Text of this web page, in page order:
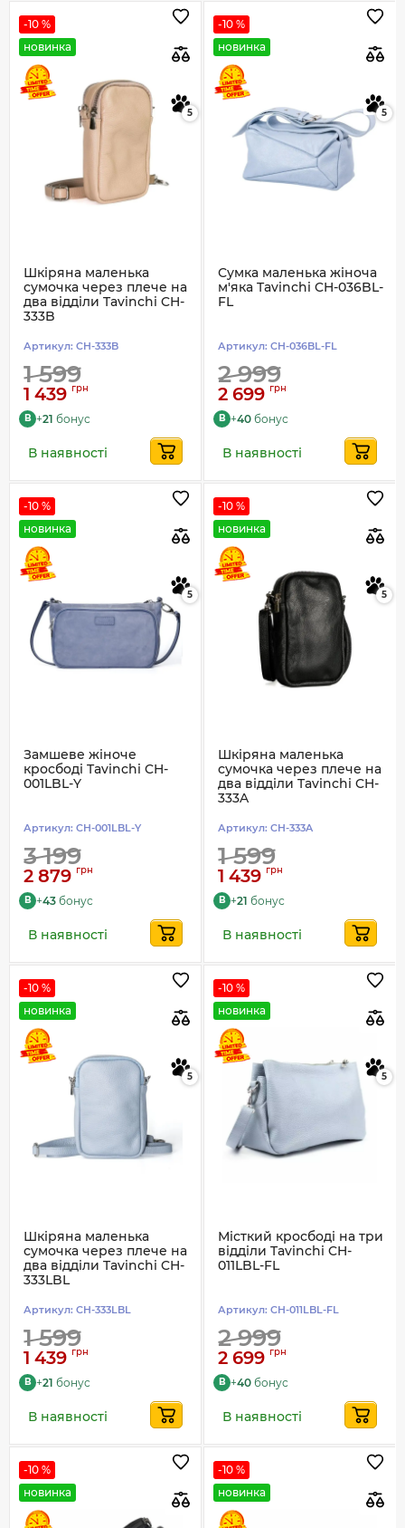
-10 %
новинка
5
Шкіряна маленька
сумочка через плече на
два відділи Tavinchi CH-
333B
Артикул: CH-333B
1 599
1 439 грн
B +21 бонус
В наявності
-10 %
новинка
5
Сумка маленька жіноча
м'яка Tavinchi CH-036BL-
FL
Артикул: CH-036BL-FL
2 999
2 699 грн
B +40 бонус
В наявності
-10 %
новинка
5
Замшеве жіноче
кросбоді Tavinchi CH-
001LBL-Y
Артикул: CH-001LBL-Y
3 199
2 879 грн
B +43 бонус
В наявності
-10 %
новинка
5
Шкіряна маленька
сумочка через плече на
два відділи Tavinchi CH-
333A
Артикул: CH-333A
1 599
1 439 грн
B +21 бонус
В наявності
-10 %
новинка
5
Шкіряна маленька
сумочка через плече на
два відділи Tavinchi CH-
333LBL
Артикул: CH-333LBL
1 599
1 439 грн
B +21 бонус
В наявності
-10 %
новинка
5
Місткий кросбоді на три
відділи Tavinchi CH-
011LBL-FL
Артикул: CH-011LBL-FL
2 999
2 699 грн
B +40 бонус
В наявності
-10 %
новинка
-10 %
новинка